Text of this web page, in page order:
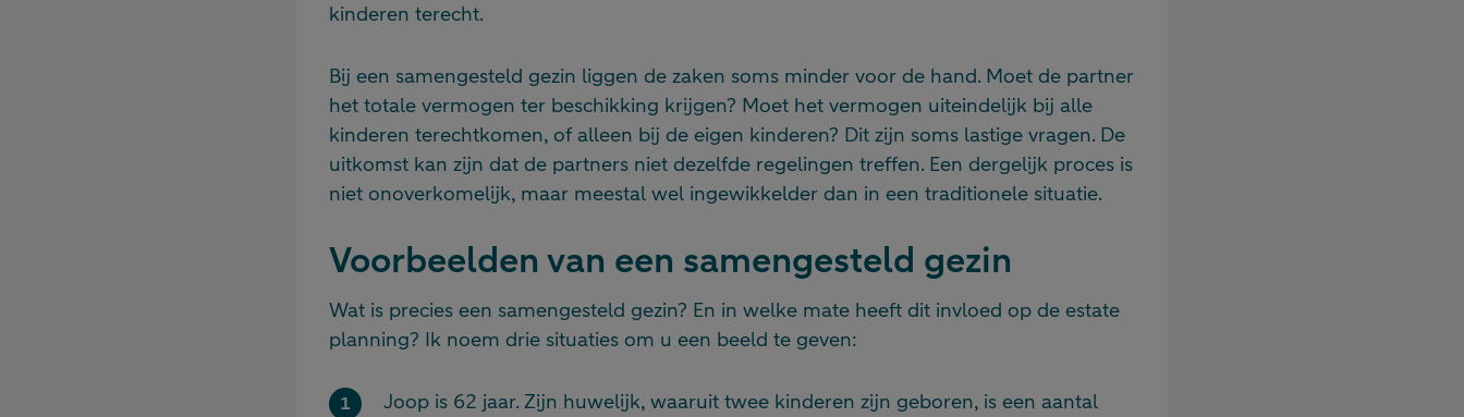
kinderen terecht.
Bij een samengesteld gezin liggen de zaken soms minder voor de hand. Moet de partner
het totale vermogen ter beschikking krijgen? Moet het vermogen uiteindelijk bij alle
kinderen terechtkomen, of alleen bij de eigen kinderen? Dit zijn soms lastige vragen. De
uitkomst kan zijn dat de partners niet dezelfde regelingen treffen. Een dergelijk proces is
niet onoverkomelijk, maar meestal wel ingewikkelder dan in een traditionele situatie.
Voorbeelden van een samengesteld gezin
Wat is precies een samengesteld gezin? En in welke mate heeft dit invloed op de estate
planning? Ik noem drie situaties om u een beeld te geven:
Joop is 62 jaar. Zijn huwelijk, waaruit twee kinderen zijn geboren, is een aantal